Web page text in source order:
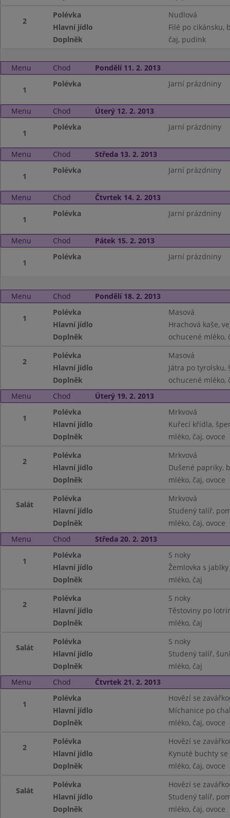
2
Polévka
Nudlová
Hlavní jídlo
Filé po cikánsku,
Doplněk
čaj, pudink
Menu Chod Pondělí 11. 2. 2013
1
Polévka Jarní prázdniny
Menu Chod Úterý 12. 2. 2013
1
Polévka Jarní prázdniny
Menu Chod Středa 13. 2. 2013
1
Polévka Jarní prázdniny
Menu Chod Čtvrtek 14. 2. 2013
1
Polévka Jarní prázdniny
Menu Chod Pátek 15. 2. 2013
1
Polévka Jarní prázdniny
Menu Chod Pondělí 18. 2. 2013
1
Polévka
Masová
Hlavní jídlo
Hrachová kaše,
Doplněk
ochucené mléko,
2
Polévka
Masová
Hlavní jídlo
Játra po tyrolsku,
Doplněk
ochucené mléko,
Menu
Chod Úterý 19. 2. 2013
1
Polévka
Mrkvová
Hlavní jídlo
Kuřecí křídla,
Doplněk
mléko, čaj, ovoce
2
Polévka
Mrkvová
Hlavní jídlo
Dušené papriky,
Doplněk
mléko, čaj, ovoce
Salát
Polévka
Mrkvová
Hlavní jídlo
Studený talíř,
Doplněk
mléko, čaj, ovoce
Menu
Chod Středa 20. 2. 2013
1
Polévka
S noky
Hlavní jídlo
Žemlovka s jablky
Doplněk
mléko, čaj
2
Polévka
S noky
Hlavní jídlo
Těstoviny po
Doplněk
mléko, čaj
Salát
Polévka
S noky
Hlavní jídlo
Studený talíř,
Doplněk
mléko, čaj
Menu
Chod Čtvrtek 21. 2. 2013
1
Polévka
Hovězí se
Hlavní jídlo
Míchanice po
Doplněk
mléko, čaj, ovoce
2
Polévka
Hovězí se
Hlavní jídlo
Kynuté buchty
Doplněk
mléko, čaj, ovoce
Salát
Polévka
Hovězí se
Hlavní jídlo
Studený talíř,
Doplněk
mléko, čaj, ovoce